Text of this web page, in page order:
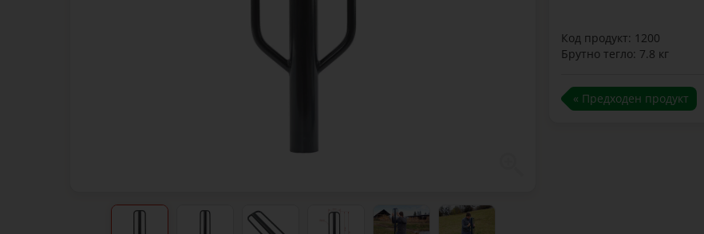
Код продукт: 1200
Брутно тегло: 7.8 кг
« Предходен продукт